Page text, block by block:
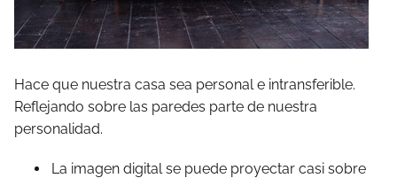
Hace que nuestra casa sea personal e intransferible.
Reflejando sobre las paredes parte de nuestra
personalidad.
La imagen digital se puede proyectar casi sobre